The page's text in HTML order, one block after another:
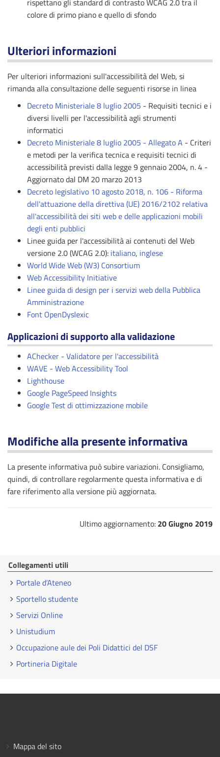
rispettano gli standard di contrasto WCAG 2.0 tra il
colore di primo piano e quello di sfondo
Ulteriori informazioni
Per ulteriori informazioni sull'accessibilità del Web, si
rimanda alla consultazione delle seguenti risorse in linea
Decreto Ministeriale 8 luglio 2005 - Requisiti tecnici e i
diversi livelli per l'accessibilità agli strumenti
informatici
Decreto Ministeriale 8 luglio 2005 - Allegato A - Criteri
e metodi per la verifica tecnica e requisiti tecnici di
accessibilità previsti dalla legge 9 gennaio 2004, n. 4 -
Aggiornato dal DM 20 marzo 2013
Decreto legislativo 10 agosto 2018, n. 106 - Riforma
dell'attuazione della direttiva (UE) 2016/2102 relativa
all'accessibilità dei siti web e delle applicazioni mobili
degli enti pubblici
Linee guida per l'accessibilità ai contenuti del Web
versione 2.0 (WCAG 2.0): italiano, inglese
World Wide Web (W3) Consortium
Web Accessibility Initiative
Linee guida di design per i servizi web della Pubblica
Amministrazione
Font OpenDyslexic
Applicazioni di supporto alla validazione
AChecker - Validatore per l'accessibilità
WAVE - Web Accessibility Tool
Lighthouse
Google PageSpeed Insights
Google Test di ottimizzazione mobile
Modifiche alla presente informativa
La presente informativa può subire variazioni. Consigliamo,
quindi, di controllare regolarmente questa informativa e di
fare riferimento alla versione più aggiornata.
Ultimo aggiornamento: 20 Giugno 2019
Collegamenti utili
Portale d’Ateneo
Sportello studente
Servizi Online
Unistudium
Occupazione aule dei Poli Didattici del DSF
Portineria Digitale
Mappa del sito